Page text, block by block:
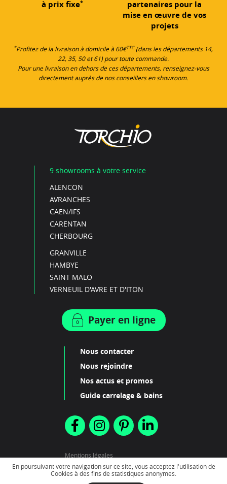
à prix fixe*
partenaires pour la
mise en œuvre de vos
projets
*Profitez de la livraison à domicile à 60€TTC(dans les départements 14,
22, 35, 50 et 61) pour toute commande.
Pour une livraison en dehors de ces départements, renseignez-vous
directement auprès de nos conseillers en showroom.
9 showrooms à votre service
ALENCON
AVRANCHES
CAEN/IFS
CARENTAN
CHERBOURG
GRANVILLE
HAMBYE
SAINT MALO
VERNEUIL D'AVRE ET D'ITON
Payer en ligne
Nous contacter
Nous rejoindre
Nos actus et promos
Guide carrelage & bains
Mentions légales
Plan du site
En poursuivant votre navigation sur ce site, vous acceptez l'utilisation de
Cookies à des fins de statistiques anonymes.